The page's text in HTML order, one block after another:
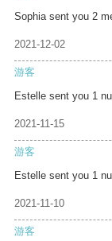
Sophia sent you 2
2021-12-02
游客
Estelle sent you 1
2021-11-15
游客
Estelle sent you 1
2021-11-10
游客